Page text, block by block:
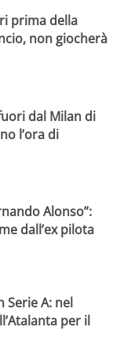
prima della
non giocherà
dal Milan di
l’ora di
Alonso”:
dall’ex pilota
Serie A: nel
per il